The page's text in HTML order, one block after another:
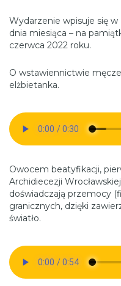
Wydarzenie wpisuje się w
dnia miesiąca – na
czerwca 2022 roku.
O wstawiennictwie
elżbietanka.
Owocem beatyfikacji,
Archidiecezji
doświadczają przemocy
granicznych, dzięki
światło.